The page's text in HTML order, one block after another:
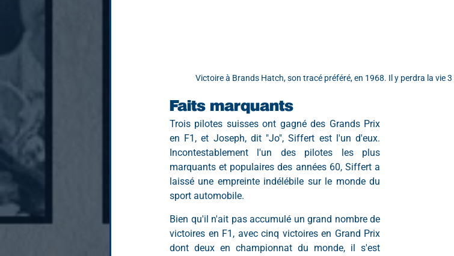
Victoire à Brands Hatch, son tracé préféré, en 1968. Il y perdra la vie
Faits marquants
Trois pilotes suisses ont gagné des Grands Prix
en F1, et Joseph, dit "Jo", Siffert est l'un d'eux.
Incontestablement l'un des pilotes les plus
marquants et populaires des années 60, Siffert a
laissé une empreinte indélébile sur le monde du
sport automobile.
Bien qu'il n'ait pas accumulé un grand nombre de
victoires en F1, avec cinq victoires en Grand Prix
dont deux en championnat du monde, il s'est